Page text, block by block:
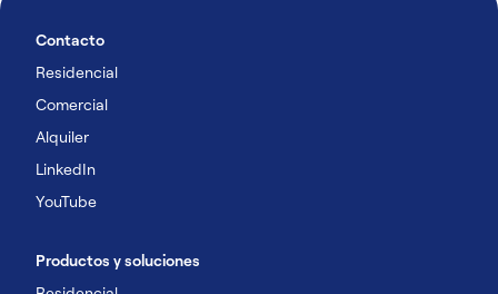
Contacto
Residencial
Comercial
Alquiler
LinkedIn
YouTube
Productos y soluciones